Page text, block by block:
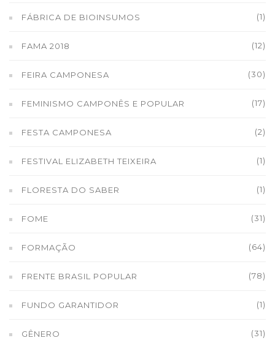
FÁBRICA DE BIOINSUMOS (1)
FAMA 2018 (12)
FEIRA CAMPONESA (30)
FEMINISMO CAMPONÊS E POPULAR (17)
FESTA CAMPONESA (2)
FESTIVAL ELIZABETH TEIXEIRA (1)
FLORESTA DO SABER (1)
FOME (31)
FORMAÇÃO (64)
FRENTE BRASIL POPULAR (78)
FUNDO GARANTIDOR (1)
GÊNERO (31)